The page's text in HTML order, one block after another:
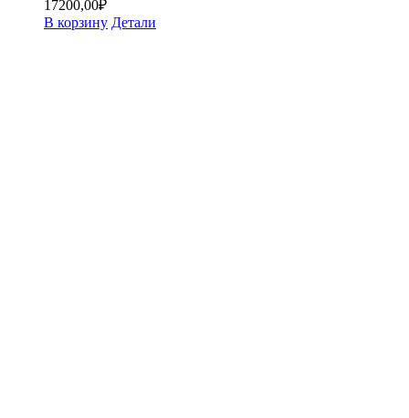
17200,00₽
В корзину Детали